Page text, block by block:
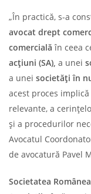
„În practică, s-a
avocat drept
comercială în ceea
acțiuni (SA), a unei
a unei societăți în
acest proces
relevante, a
și a procedurilor
Avocatul
de avocatură Pavel
Societatea